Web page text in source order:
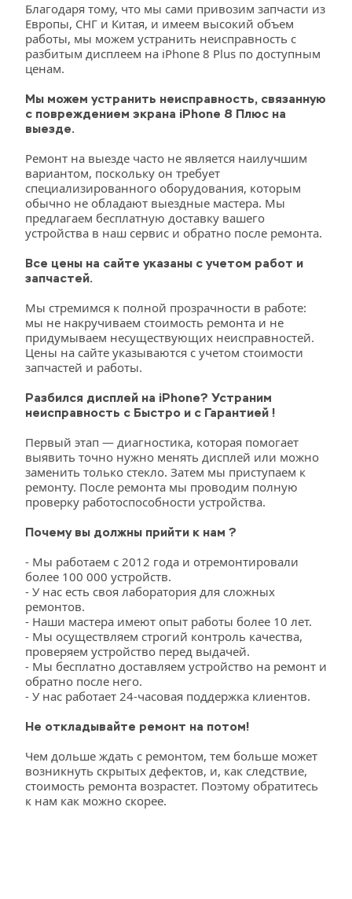
Благодаря тому, что мы сами привозим запчасти из
Европы, СНГ и Китая, и имеем высокий объем
работы, мы можем устранить неисправность с
разбитым дисплеем на iPhone 8 Plus по доступным
ценам.
Мы можем устранить неисправность, связанную
с повреждением экрана iPhone 8 Плюс на
выезде.
Ремонт на выезде часто не является наилучшим
вариантом, поскольку он требует
специализированного оборудования, которым
обычно не обладают выездные мастера. Мы
предлагаем бесплатную доставку вашего
устройства в наш сервис и обратно после ремонта.
Все цены на сайте указаны с учетом работ и
запчастей.
Мы стремимся к полной прозрачности в работе:
мы не накручиваем стоимость ремонта и не
придумываем несуществующих неисправностей.
Цены на сайте указываются с учетом стоимости
запчастей и работы.
Разбился дисплей на iPhone? Устраним
неисправность с Быстро и с Гарантией !
Первый этап — диагностика, которая помогает
выявить точно нужно менять дисплей или можно
заменить только стекло. Затем мы приступаем к
ремонту. После ремонта мы проводим полную
проверку работоспособности устройства.
Почему вы должны прийти к нам ?
- Мы работаем с 2012 года и отремонтировали
более 100 000 устройств.
- У нас есть своя лаборатория для сложных
ремонтов.
- Наши мастера имеют опыт работы более 10 лет.
- Мы осуществляем строгий контроль качества,
проверяем устройство перед выдачей.
- Мы бесплатно доставляем устройство на ремонт и
обратно после него.
- У нас работает 24-часовая поддержка клиентов.
Не откладывайте ремонт на потом!
Чем дольше ждать с ремонтом, тем больше может
возникнуть скрытых дефектов, и, как следствие,
стоимость ремонта возрастет. Поэтому обратитесь
к нам как можно скорее.